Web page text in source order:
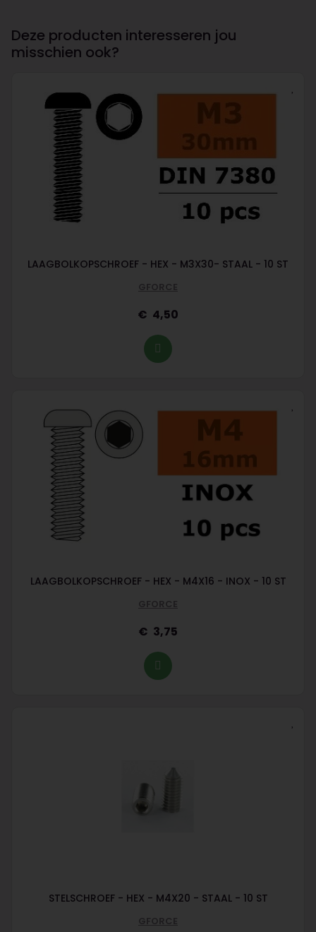
Deze producten interesseren jou
misschien ook?
LAAGBOLKOPSCHROEF - HEX - M3X30- STAAL - 10 ST
GFORCE
4,50
LAAGBOLKOPSCHROEF - HEX - M4X16 - INOX - 10 ST
GFORCE
3,75
STELSCHROEF - HEX - M4X20 - STAAL - 10 ST
GFORCE